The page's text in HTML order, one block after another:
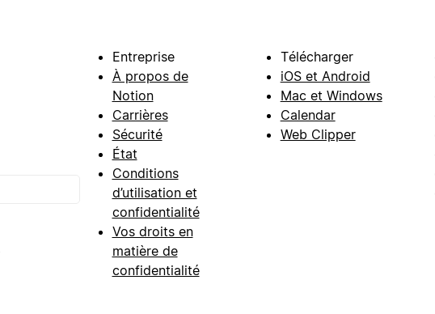
Entreprise
À propos de
Notion
Carrières
Sécurité
État
Conditions
d’utilisation et
confidentialité
Vos droits en
matière de
confidentialité
Télécharger
iOS et Android
Mac et Windows
Calendar
Web Clipper